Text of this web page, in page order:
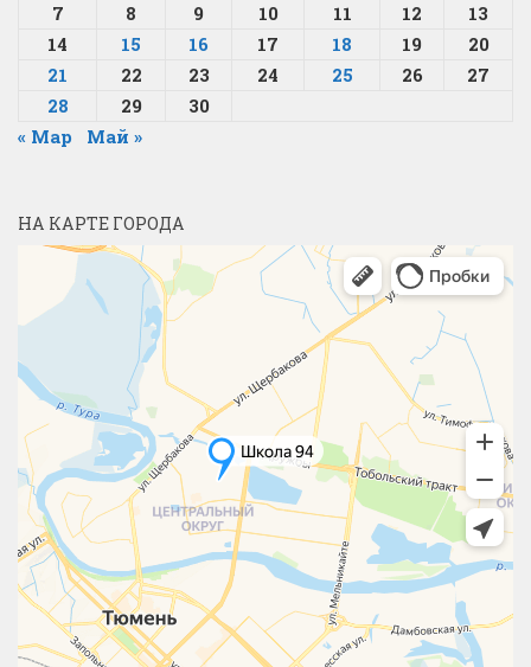
7
8 9 10 11 12
13
14
15 16 17 18 19
20
21
22 23 24 25 26
27
28
29
30
« Мар
Май »
НА КАРТЕ ГОРОДА